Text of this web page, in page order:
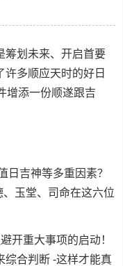
筹划未来、开启首要
多顺应天时的好日
增添一份顺遂跟吉
日吉神等多重因素？
玉堂、司命在这六位
开重大事项的启动！
综合判断 -这样才能真